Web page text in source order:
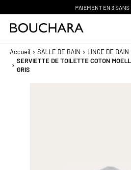
PAIEMENT EN 3 SANS
Accueil SALLE DE BAIN LINGE DE BAIN
SERVIETTE DE TOILETTE COTON
GRIS